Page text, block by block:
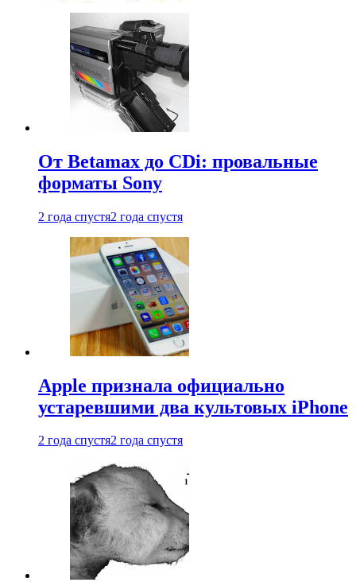
От Betamax до CDi: провальные
форматы Sony
2 года спустя2 года спустя
Apple признала официально
устаревшими два культовых iPhone
2 года спустя2 года спустя